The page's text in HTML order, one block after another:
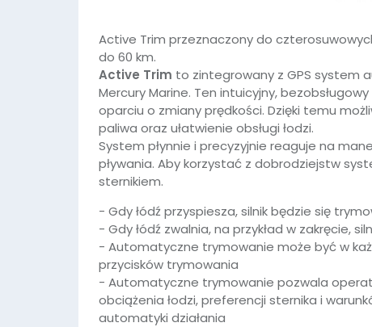
Active Trim przeznaczony do
do 60 km.
Active Trim to zintegrowany z GPS system
Mercury Marine. Ten intuicyjny,
oparciu o zmiany prędkości. Dzięki temu
paliwa oraz ułatwienie obsługi łodzi.
System płynnie i precyzyjnie reaguje na
pływania. Aby korzystać z dobrodziejstw
sternikiem.
- Gdy łódź przyspiesza, silnik będzie się
- Gdy łódź zwalnia, na przykład w zakręcie,
- Automatyczne trymowanie może być w
przycisków trymowania
- Automatyczne trymowanie pozwala
obciążenia łodzi, preferencji sternika i
automatyki działania
W ostatnich 7 dniach produktem interesuje się 7osób.